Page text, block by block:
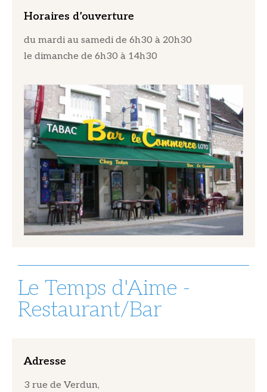
Horaires d’ouverture
du mardi au samedi de 6h30 à 20h30
le dimanche de 6h30 à 14h30
Le Temps d'Aime -
Restaurant/Bar
Adresse
3 rue de Verdun,